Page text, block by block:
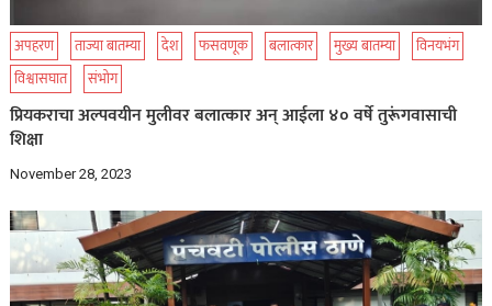
अपहरण ताज्या बातम्या देश फसवणूक बलात्कार मुख्य बातम्या
विनयभंग
विश्वासघात
संभोग
प्रियकराचा अल्पवयीन मुलीवर बलात्कार अन् आईला ४० वर्षे तुरूंगवासाची
शिक्षा
November 28, 2023